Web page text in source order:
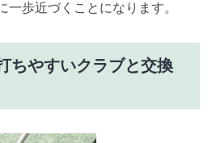
一歩近づくことになります。
ちやすいクラブと交換